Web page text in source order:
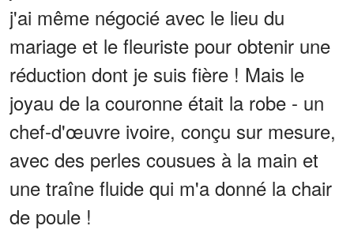
j'ai même négocié avec le lieu du
mariage et le fleuriste pour obtenir une
réduction dont je suis fière ! Mais le
joyau de la couronne était la robe - un
chef-d'œuvre ivoire, conçu sur mesure,
avec des perles cousues à la main et
une traîne fluide qui m'a donné la chair
de poule !